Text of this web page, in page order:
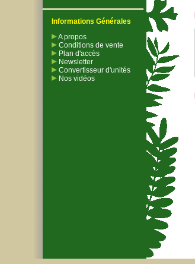
Informations Générales
A propos
Conditions de vente
Plan d'accès
Newsletter
Convertisseur d'unités
Nos vidéos